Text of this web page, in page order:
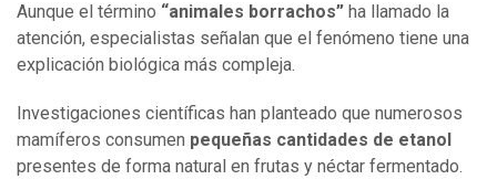
Aunque el término “animales borrachos” ha llamado la
atención, especialistas señalan que el fenómeno tiene una
explicación biológica más compleja.
Investigaciones científicas han planteado que numerosos
mamíferos consumen pequeñas cantidades de etanol
presentes de forma natural en frutas y néctar fermentado.